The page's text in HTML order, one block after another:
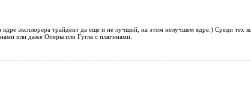
эксплорера трайдент да еще и не лучший, на этом нелучшем ядре.) Среди тех
или даже Оперы или Гугла с плагинами.